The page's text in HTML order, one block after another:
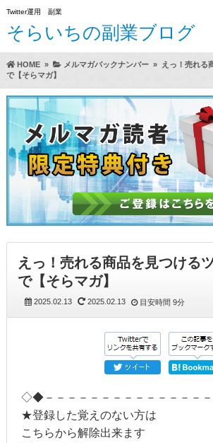
Twitter運用 副業
そらいちの副業ブログ
（A）
らいちのTwitter運用方実践レビュー
HOME» メルマガバックナンバー»
えっ！売れる
で【そらマガ】
えっ！売れる商品を見つける
で【そらマガ】
2025.02.13 2025.02.13 目安時間 9分
◇◆－－－－－－－－－－－－－－
★登録した覚えのない方は
こちらから解除出来ます